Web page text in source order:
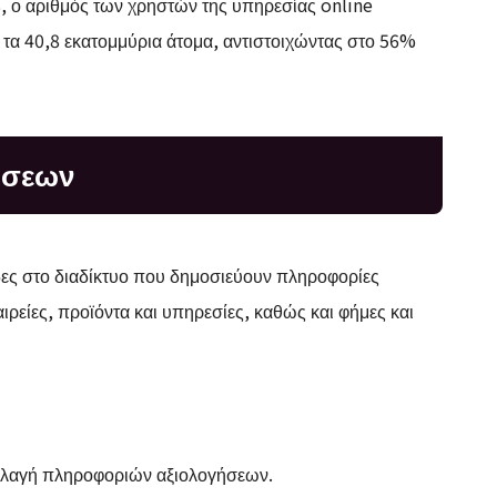
40,8 εκατομμύρια άτομα, αντιστοιχώντας στο 56%
στο διαδίκτυο που δημοσιεύουν πληροφορίες
προϊόντα και υπηρεσίες, καθώς και φήμες και
πληροφοριών αξιολογήσεων.